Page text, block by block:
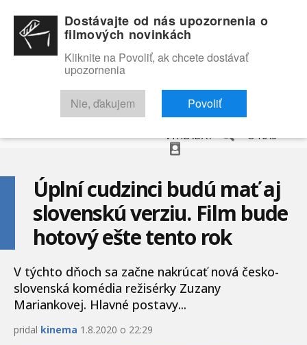
RECENZIE TRAILERY FILMOVÁ DATABÁZA
VYHĽADAŤ O NÁS
Úplní cudzinci budú mať aj
slovenskú verziu. Film bude
hotový ešte tento rok
V týchto dňoch sa začne nakrúcať nová česko-
slovenská komédia režisérky Zuzany
Mariankovej. Hlavné postavy...
pridal kinema 1.8.2020 o 22:29
Dostávajte od nás upozornenia o
filmových novinkách
Kliknite na Povoliť, ak chcete dostávať
upozornenia
Nie, ďakujem Povoliť